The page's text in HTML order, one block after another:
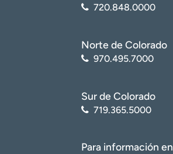
720.848.0000
Norte de Colorado
970.495.7000
Sur de Colorado
719.365.5000
Para información en